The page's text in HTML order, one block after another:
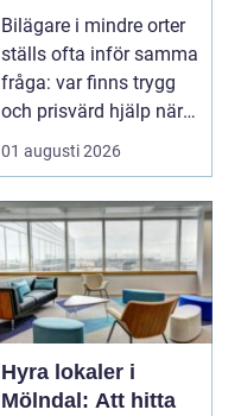
Bilägare i mindre orter
ställs ofta inför samma
fråga: var finns trygg
och prisvärd hjälp när
bilen ...
01 augusti 2026
Hyra lokaler i
Mölndal: Att hitta